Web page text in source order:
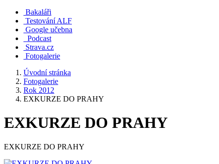
Bakaláři
Testování ALF
Google učebna
Podcast
Strava.cz
Fotogalerie
Úvodní stránka
Fotogalerie
Rok 2012
EXKURZE DO PRAHY
EXKURZE DO PRAHY
EXKURZE DO PRAHY